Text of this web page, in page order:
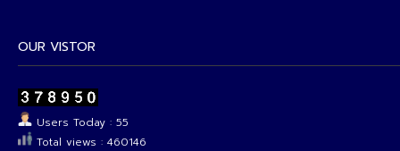
OUR VISTOR
Users Today : 55
Total views : 460146